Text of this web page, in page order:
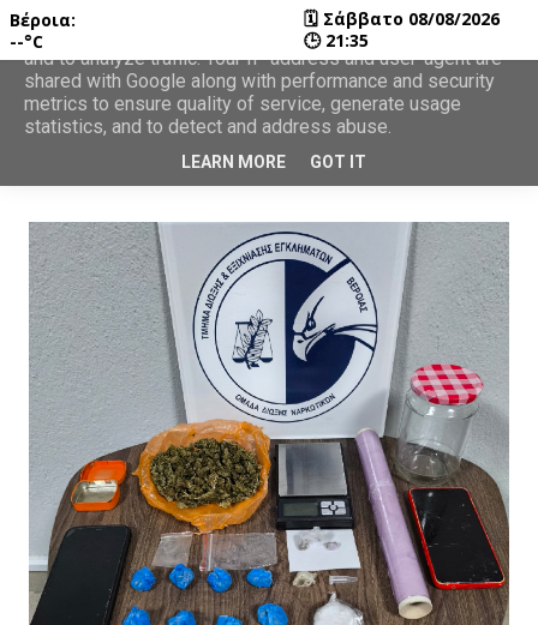
Βέροια:
--°C
🗓 Σάββατο 08/08/2026
🕒 21:35
This site uses cookies from Google to deliver its services
and to analyze traffic. Your IP address and user-agent are
shared with Google along with performance and security
metrics to ensure quality of service, generate usage
statistics, and to detect and address abuse.
LEARN MORE GOT IT